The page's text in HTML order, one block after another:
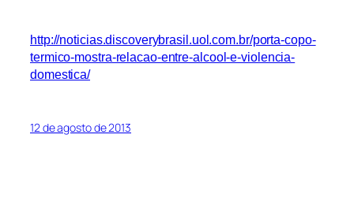
http://noticias.discoverybrasil.uol.com.br/porta-copo-
termico-mostra-relacao-entre-alcool-e-violencia-
domestica/
12 de agosto de 2013